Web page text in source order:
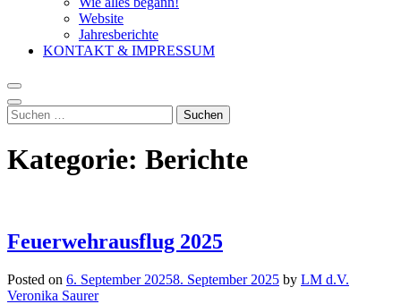
Website
Jahresberichte
KONTAKT & IMPRESSUM
Suchen
nach:
Kategorie: Berichte
Feuerwehrausflug 2025
Posted on 6. September 20258. September 2025 by LM d.V.
Veronika Saurer